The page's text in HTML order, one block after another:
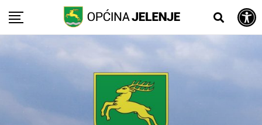
Open toolbar
Skip
content